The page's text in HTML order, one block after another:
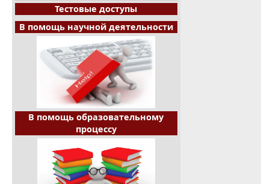
Тестовые доступы
В помощь научной деятельности
В помощь образовательному
процессу